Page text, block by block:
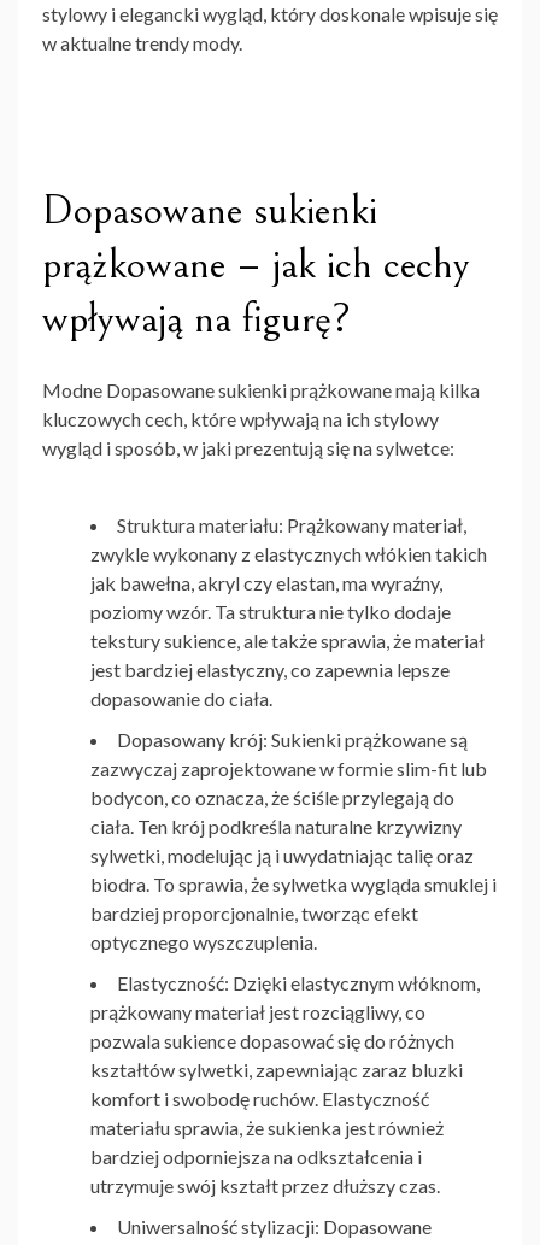
stylowy i elegancki wygląd, który doskonale wpisuje się
w aktualne trendy mody.
Dopasowane sukienki
prążkowane – jak ich cechy
wpływają na figurę?
Modne Dopasowane sukienki prążkowanemają kilka
kluczowych cech, które wpływają na ich stylowy
wygląd i sposób, w jaki prezentują się na sylwetce:
Struktura materiału: Prążkowany materiał,
zwykle wykonany z elastycznych włókien takich
jak bawełna, akryl czy elastan, ma wyraźny,
poziomy wzór. Ta struktura nie tylko dodaje
tekstury sukience, ale także sprawia, że materiał
jest bardziej elastyczny, co zapewnia lepsze
dopasowanie do ciała.
Dopasowany krój: Sukienki prążkowane są
zazwyczaj zaprojektowane w formie slim-fit lub
bodycon, co oznacza, że ściśle przylegają do
ciała. Ten krój podkreśla naturalne krzywizny
sylwetki, modelując ją i uwydatniając talię oraz
biodra. To sprawia, że sylwetka wygląda smuklej i
bardziej proporcjonalnie, tworząc efekt
optycznego wyszczuplenia.
Elastyczność: Dzięki elastycznym włóknom,
prążkowany materiał jest rozciągliwy, co
pozwala sukience dopasować się do różnych
kształtów sylwetki, zapewniając zaraz bluzki
komfort i swobodę ruchów. Elastyczność
materiału sprawia, że sukienka jest również
bardziej odporniejsza na odkształcenia i
utrzymuje swój kształt przez dłuższy czas.
Uniwersalność stylizacji: Dopasowane